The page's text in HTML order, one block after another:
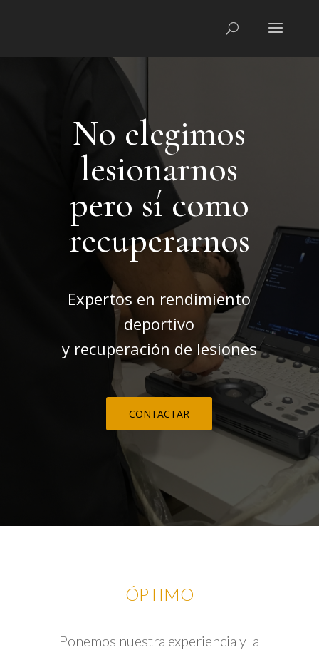
No elegimos
lesionarnos
pero sí como
recuperarnos
Expertos en rendimiento
deportivo
y recuperación de lesiones
CONTACTAR
ÓPTIMO
Ponemos nuestra experiencia y la